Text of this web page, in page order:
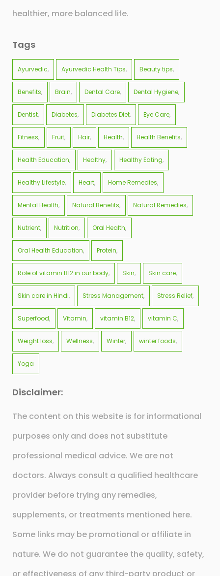
healthier, more balanced life.
Tags
Ayurvedic Ayurvedic Health Tips Beauty tips
Benefits Brain Dental Care Dental Hygiene
Dentist Diabetes Diabetes Diet Eye Care
Fitness Fruit Hair Health Health Benefits
Health Education Healthy Healthy Eating
Healthy Lifestyle Heart Home Remedies
Mental Health Natural Benefits Natural Remedies
Nutrient Nutrition Oral Health
Oral Health Education Protein
Role of vitamin B12 in our body Skin Skin care
Skin care in Hindi Stress Management Stress Relief
Superfood Vitamin vitamin B12 vitamin C
Weight loss Wellness Winter winter foods
Yoga
Disclaimer:
The content on this website is for informational
purposes only and does not substitute
professional medical advice. We are not
doctors. Always consult a qualified healthcare
provider before trying any remedies,
supplements, or treatments mentioned here.
Some links may be promotional or affiliate in
nature. We do not guarantee the quality, safety,
or effectiveness of any third-party product or